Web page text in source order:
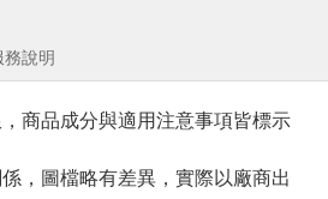
說明
商品成分與適用注意事項皆標示
，圖檔略有差異，實際以廠商出